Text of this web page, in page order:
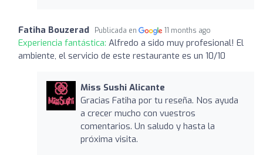
Fatiha Bouzerad Publicada en 11 months ago
Experiencia fantástica: Alfredo a sido muy profesional! El
ambiente, el servicio de este restaurante es un 10/10
Miss Sushi Alicante
Gracias Fatiha por tu reseña. Nos ayuda
a crecer mucho con vuestros
comentarios. Un saludo y hasta la
próxima visita.